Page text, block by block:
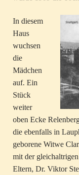
In diesem
Haus
wuchsen
die
Mädchen
auf. Ein
Stück
weiter
oben Ecke
die ebenfalls in
geborene Witwe
mit der
Eltern, Dr. Viktor